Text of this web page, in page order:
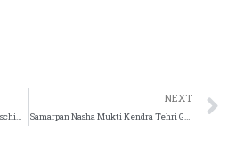
Samarpan Nasha Mukti Kendra Paschim Bardhaman
NEXT
Samarpan Nasha Mukti Kendra Tehri Garhwal